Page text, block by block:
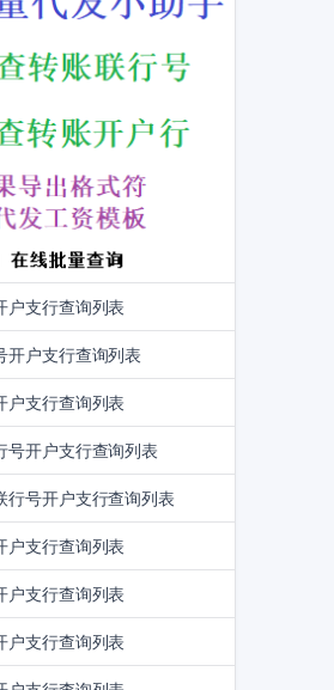
户支行查询列表
开户支行查询列表
户支行查询列表
号开户支行查询列表
行号开户支行查询列表
户支行查询列表
户支行查询列表
户支行查询列表